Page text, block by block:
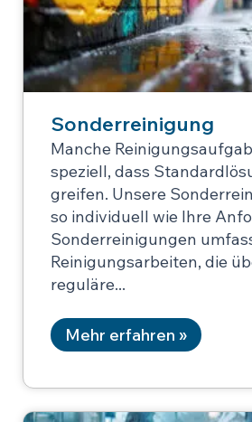
Sonderreinigung
Manche
speziell, dass
greifen. Unsere
so individuell wie Ihre
Sonderreinigungen
Reinigungsarbeiten, die
reguläre
Mehr erfahren »